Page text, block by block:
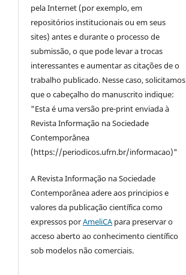
pela Internet (por exemplo, em
repositórios institucionais ou em seus
sites) antes e durante o processo de
submissão, o que pode levar a trocas
interessantes e aumentar as citações de o
trabalho publicado. Nesse caso, solicitamos
que o cabeçalho do manuscrito indique:
"Esta é uma versão pre-print enviada à
Revista Informação na Sociedade
Contemporânea
(https://periodicos.ufrn.br/informacao)"
A Revista Informação na Sociedade
Contemporânea adere aos principios e
valores da publicação científica como
expressos porAmeliCApara preservar o
acceso aberto ao conhecimento científico
sob modelos não comerciais.